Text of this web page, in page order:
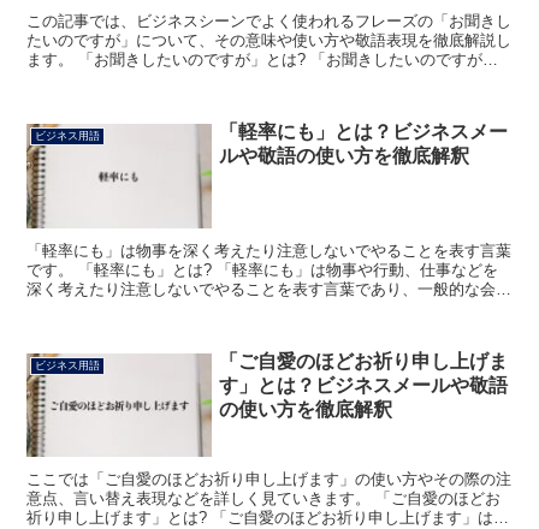
この記事では、ビジネスシーンでよく使われるフレーズの「お聞きし
たいのですが」について、その意味や使い方や敬語表現を徹底解説し
ます。 「お聞きしたいのですが」とは? 「お聞きしたいのですが」
ビジネス用語
「軽率にも」とは？ビジネスメー
ルや敬語の使い方を徹底解釈
「軽率にも」は物事を深く考えたり注意しないでやることを表す言葉
です。 「軽率にも」とは? 「軽率にも」は物事や行動、仕事などを
深く考えたり注意しないでやることを表す言葉であり、一般的な会話
ビジネス用語
「ご自愛のほどお祈り申し上げま
す」とは？ビジネスメールや敬語
の使い方を徹底解釈
ここでは「ご自愛のほどお祈り申し上げます」の使い方やその際の注
意点、言い替え表現などを詳しく見ていきます。 「ご自愛のほどお
祈り申し上げます」とは? 「ご自愛のほどお祈り申し上げます」は、